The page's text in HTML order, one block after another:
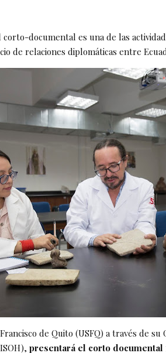
documental es una de las
de relaciones diplomáticas entre
de Quito (USFQ) a través de su
presentará el corto documental